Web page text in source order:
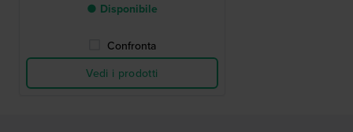
● Disponibile
Confronta
Vedi i prodotti